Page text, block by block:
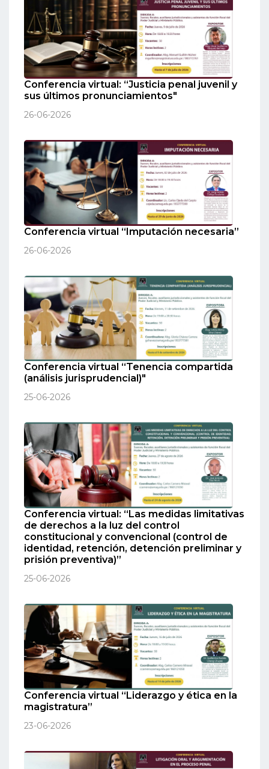
Conferencia virtual: “Justicia penal juvenil y
sus últimos pronunciamientos"
26-06-2026
Conferencia virtual “Imputación necesaria”
26-06-2026
Conferencia virtual “Tenencia compartida
(análisis jurisprudencial)"
25-06-2026
Conferencia virtual: “Las medidas limitativas
de derechos a la luz del control
constitucional y convencional (control de
identidad, retención, detención preliminar y
prisión preventiva)”
25-06-2026
Conferencia virtual “Liderazgo y ética en la
magistratura”
23-06-2026